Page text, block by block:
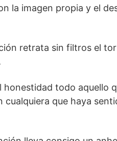
la imagen propia y el
retrata sin filtros el
todo aquello
que haya